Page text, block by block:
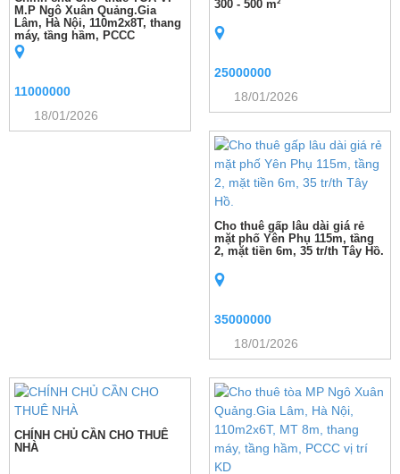
M.P Ngô Xuân Quảng.Gia
Lâm, Hà Nội, 110m2x8T, thang
máy, tầng hầm, PCCC
11000000
18/01/2026
300 - 500 m²
25000000
18/01/2026
Cho thuê gấp lâu dài giá rẻ
mặt phố Yên Phụ 115m, tầng
2, mặt tiền 6m, 35 tr/th Tây Hồ.
35000000
18/01/2026
CHÍNH CHỦ CẦN CHO THUÊ
NHÀ